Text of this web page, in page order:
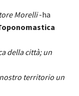
Morelli-ha
della città; un
territorio un